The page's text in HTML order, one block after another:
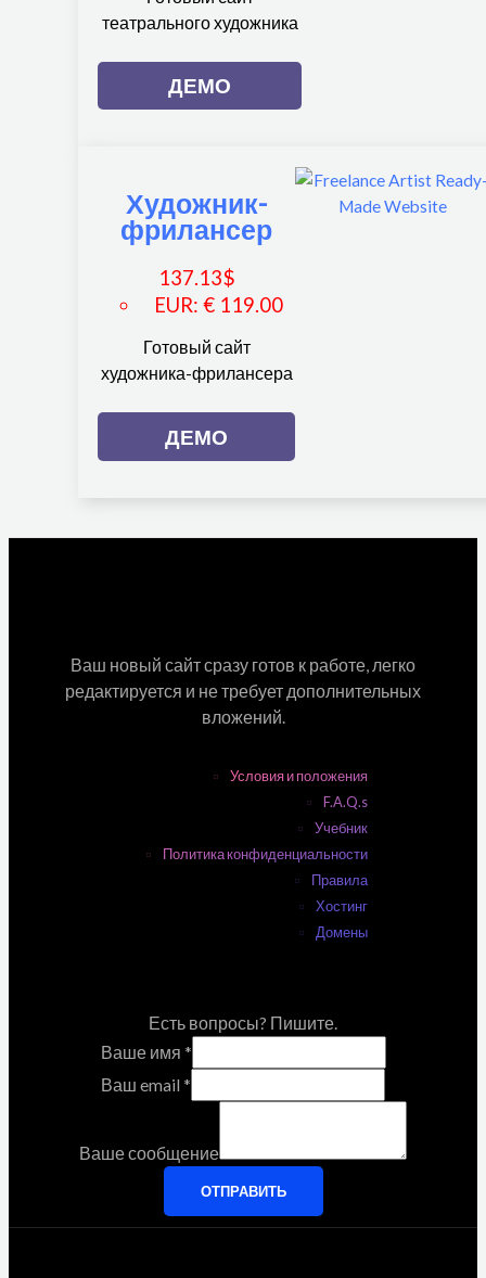
театрального художника
ДЕМО
Художник-
фрилансер
137.13$
EUR: € 119.00
Готовый сайт
художника-фрилансера
ДЕМО
Ваш новый сайт сразу готов к работе, легко
редактируется и не требует дополнительных
вложений.
Условия и положения
F.A.Q.s
Учебник
Политика конфиденциальности
Правила
Хостинг
Домены
Есть вопросы? Пишите.
Ваше имя *
Ваш email *
Ваше сообщение
ОТПРАВИТЬ